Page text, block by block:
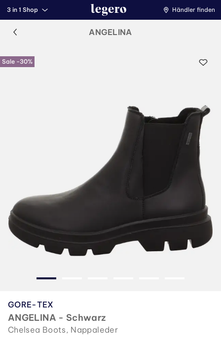
3 in 1 Shop Händler finden
ANGELINA
Sale -30%
GORE-TEX
ANGELINA - Schwarz
Chelsea Boots, Nappaleder